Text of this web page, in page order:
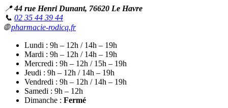
📍44 rue Henri Dunant, 76620 Le Havre
📞 02 35 44 39 44
🌐pharmacie-rodicq.fr
Lundi : 9h – 12h / 14h – 19h
Mardi : 9h – 12h / 14h – 19h
Mercredi : 9h – 12h / 15h – 19h
Jeudi : 9h – 12h / 14h – 19h
Vendredi : 9h – 12h / 14h – 19h
Samedi : 9h – 12h
Dimanche : Fermé